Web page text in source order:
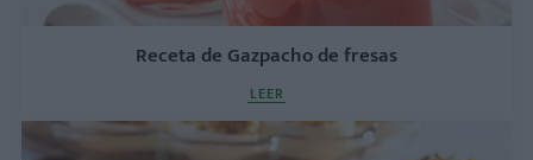
Receta de Gazpacho de fresas
LEER